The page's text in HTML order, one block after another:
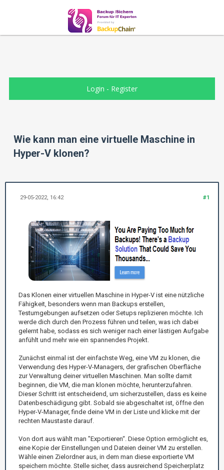
Login - Register
Wie kann man eine virtuelle Maschine in
Hyper-V klonen?
#1
29-05-2022, 16:42
Das Klonen einer virtuellen Maschine in Hyper-V ist eine nützliche
Fähigkeit, besonders wenn man Backups erstellen,
Testumgebungen aufsetzen oder Setups replizieren möchte. Ich
werde dich durch den Prozess führen und teilen, was ich dabei
gelernt habe, sodass es sich weniger nach einer lästigen Aufgabe
anfühlt und mehr wie ein spannendes Projekt.
Zunächst einmal ist der einfachste Weg, eine VM zu klonen, die
Verwendung des Hyper-V-Managers, der grafischen Oberfläche
zur Verwaltung deiner virtuellen Maschinen. Man sollte damit
beginnen, die VM, die man klonen möchte, herunterzufahren.
Dieser Schritt ist entscheidend, um sicherzustellen, dass es keine
Datenbeschädigung gibt. Sobald sie abgeschaltet ist, öffne den
Hyper-V-Manager, finde deine VM in der Liste und klicke mit der
rechten Maustaste darauf.
Von dort aus wählt man "Exportieren“. Diese Option ermöglicht es,
eine Kopie der Einstellungen und Dateien deiner VM zu erstellen.
Wähle einen Zielordner aus, in dem man diese exportierte VM
speichern möchte. Stelle sicher, dass ausreichend Speicherplatz